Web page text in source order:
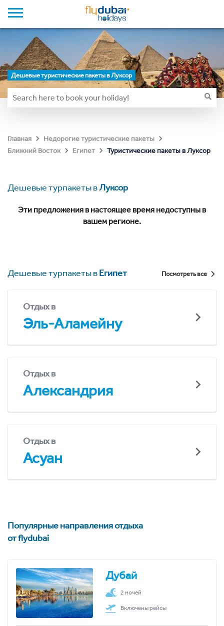
Дешевые туристические пакеты в Луксор
Главная
Недорогие туристические пакеты
Ближний Восток
Египет Туристические пакеты в Луксор
Дешевые турпакеты вЛуксор
Эти предложения в настоящее время недоступны в
вашем регионе.
Дешевые турпакеты вЕгипет Посмотреть все
Отдых в
Эль-Аламейну
Отдых в
Александрия
Отдых в
Асуан
Популярные направления отдыха
от flydubai
Дубай
2 ночей
Включены рейсы